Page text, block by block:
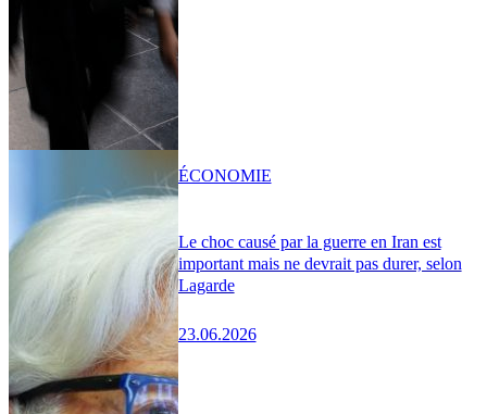
Le choc causé par la guerre en Iran est
important mais ne devrait pas durer, selon
Lagarde
23.06.2026
ÉCONOMIE